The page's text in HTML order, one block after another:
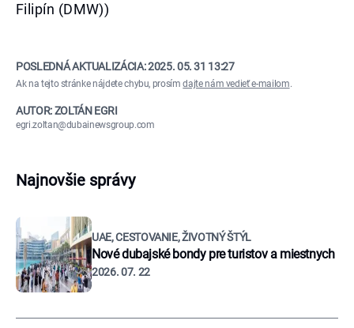
Filipín (DMW))
POSLEDNÁ AKTUALIZÁCIA:2025. 05. 31 13:27
Ak na tejto stránke nájdete chybu, prosímdajte nám vedieť e-mailom.
AUTOR: ZOLTÁN EGRI
egri.zoltan@dubainewsgroup.com
Najnovšie správy
UAE, CESTOVANIE, ŽIVOTNÝ ŠTÝL
Nové dubajské bondy pre turistov a miestnych
2026. 07. 22